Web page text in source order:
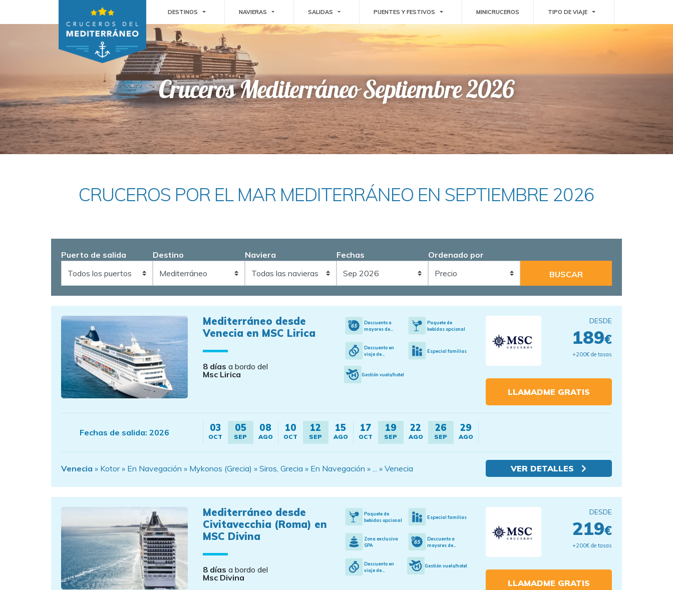
DESTINOS TOGGLE DROPDOWN
NAVIERAS TOGGLE DROPDOWN
SALIDAS TOGGLE DROPDOWNPUENTES Y FESTIVOS TOGGLE DROPDOWN
MINICRUCEROS TIPO DE VIAJE TOGGLE DROPDOWN
Cruceros Mediterráneo Septiembre 2026
CRUCEROS POR EL MAR MEDITERRÁNEO EN SEPTIEMBRE 2026
Puerto de salida Destino Naviera Fechas Ordenado por
Mediterráneo desde
Venecia en MSC Lirica
8 días a bordo del
Msc Lirica
Descuento a
mayores de...
Paquete de
bebidas opcional
Descuento en
viaje de...
Especial familias
Gestión vuelo/hotel
DESDE
189€
+200€ de tasas
LLAMADME GRATIS
Fechas de salida: 2026 03
OCT
05
SEP
08
AGO
10
OCT
12
SEP
15
AGO
17
OCT
19
SEP
22
AGO
26
SEP
29
AGO
Venecia » Kotor » En Navegación » Mykonos (Grecia) » Siros, Grecia » En Navegación » ... » Venecia VER DETALLES
Mediterráneo desde
Civitavecchia (Roma) en
MSC Divina
8 días a bordo del
Msc Divina
Paquete de
bebidas opcional
Especial familias
Zona exclusiva
SPA
Descuento a
mayores de...
Descuento en
viaje de...
Gestión vuelo/hotel
DESDE
219€
+200€ de tasas
LLAMADME GRATIS